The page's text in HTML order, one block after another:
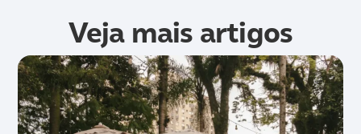
Veja mais artigos